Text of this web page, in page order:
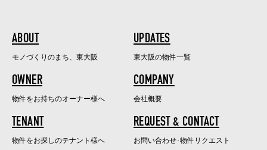
ABOUT
モノづくりのまち、東大阪
UPDATES
東大阪の物件一覧
OWNER
物件をお持ちのオーナー様へ
COMPANY
会社概要
TENANT
物件をお探しのテナント様へ
REQUEST & CONTACT
お問い合わせ･物件リクエスト